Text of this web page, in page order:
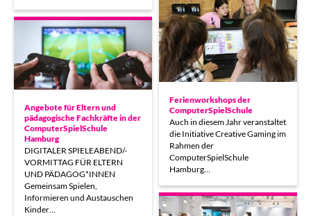
Ferienworkshops der
ComputerSpielSchule
Auch in diesem Jahr veranstaltet
die Initiative Creative Gaming im
Rahmen der
ComputerSpielSchule
Hamburg…
Angebote für Eltern und
pädagogische Fachkräfte in der
ComputerSpielSchule
Hamburg
DIGITALER SPIELEABEND/-
VORMITTAG FÜR ELTERN
UND PÄDAGOG*INNEN
Gemeinsam Spielen,
Informieren und Austauschen
Kinder…